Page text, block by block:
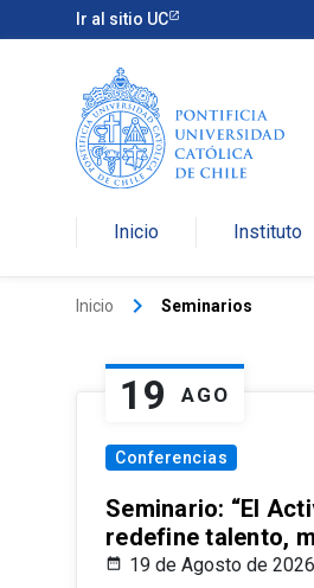
Ir al sitio UC
Inicio Instituto
Inicio keyboard_arrow_right Seminarios
19 AGO
Conferencias
Seminario: “El
redefine talento,
19 de Agosto de 2026